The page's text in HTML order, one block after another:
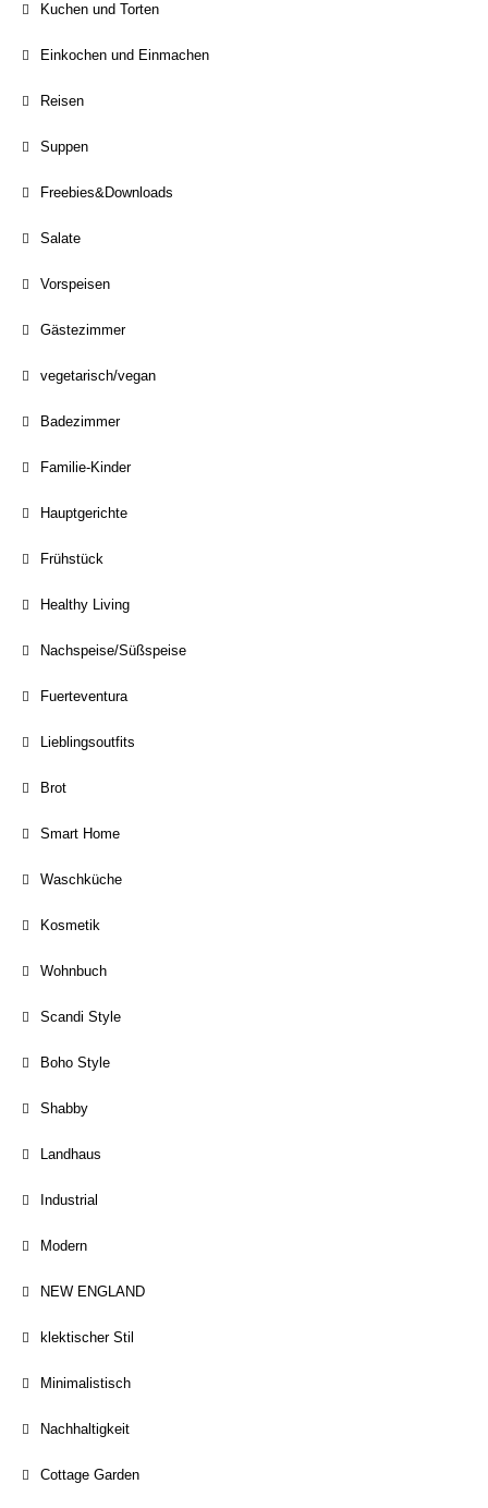
Kuchen und Torten
Einkochen und Einmachen
Reisen
Suppen
Freebies&Downloads
Salate
Vorspeisen
Gästezimmer
vegetarisch/vegan
Badezimmer
Familie-Kinder
Hauptgerichte
Frühstück
Healthy Living
Nachspeise/Süßspeise
Fuerteventura
Lieblingsoutfits
Brot
Smart Home
Waschküche
Kosmetik
Wohnbuch
Scandi Style
Boho Style
Shabby
Landhaus
Industrial
Modern
NEW ENGLAND
klektischer Stil
Minimalistisch
Nachhaltigkeit
Cottage Garden